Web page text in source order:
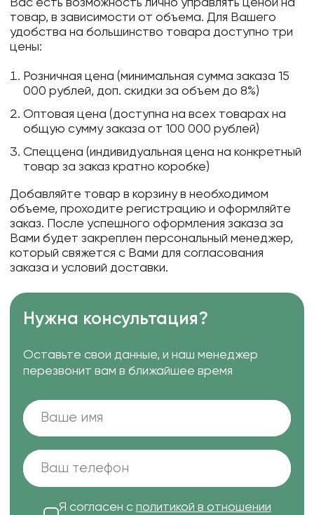
Вас есть возможность лично управлять ценой на
товар, в зависимости от объема. Для Вашего
удобства на большинство товара доступно три
цены:
Розничная цена (минимальная сумма заказа 15
000 рублей, доп. скидки за объем до 8%)
Оптовая цена (доступна на всех товарах на
общую сумму заказа от 100 000 рублей)
Спеццена (индивидуальная цена на конкретный
товар за заказ кратно коробке)
Добавляйте товар в корзину в необходимом
объеме, проходите регистрацию и оформляйте
заказ. После успешного оформления заказа за
Вами будет закреплен персональный менеджер,
который свяжется с Вами для согласования
заказа и условий доставки.
Нужна консультация?
Оставьте свои данные, и наш менеджер
перезвонит вам в ближайшее время
Я согласен с политикой в отношении